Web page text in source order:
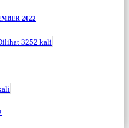
2022
3252 kali